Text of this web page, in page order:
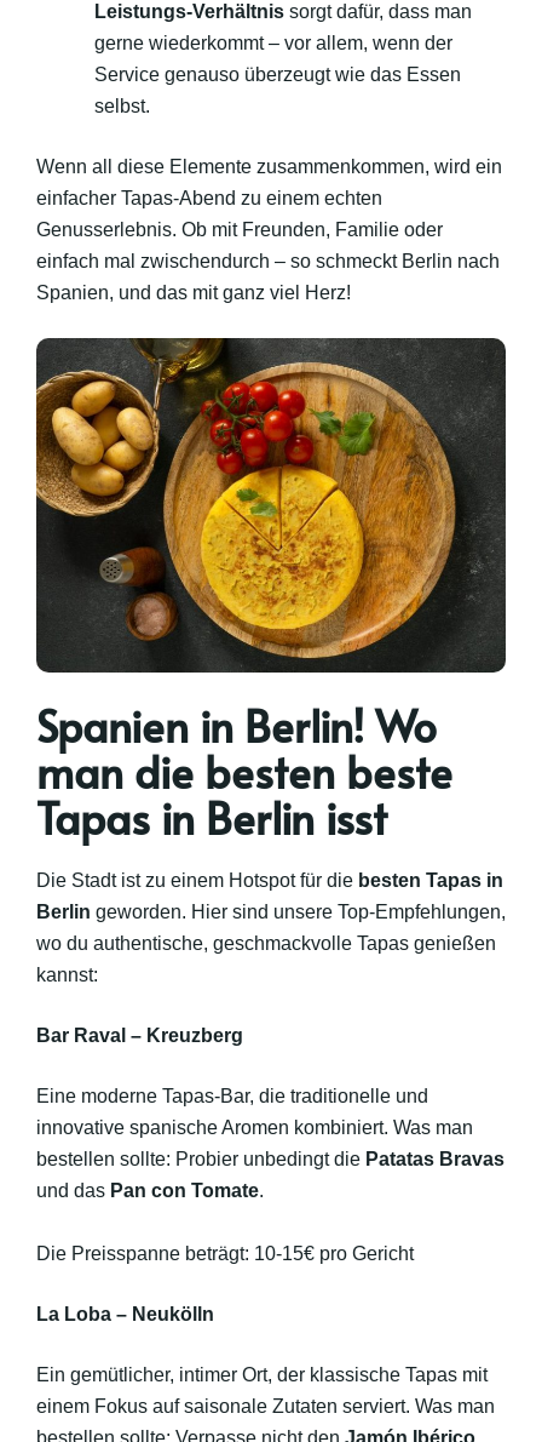
Leistungs-Verhältnis sorgt dafür, dass man
gerne wiederkommt – vor allem, wenn der
Service genauso überzeugt wie das Essen
selbst.
Wenn all diese Elemente zusammenkommen, wird ein
einfacher Tapas-Abend zu einem echten
Genusserlebnis. Ob mit Freunden, Familie oder
einfach mal zwischendurch – so schmeckt Berlin nach
Spanien, und das mit ganz viel Herz!
Spanien in Berlin! Wo
man die besten beste
Tapas in Berlin isst
Die Stadt ist zu einem Hotspot für die besten Tapas in
Berlin geworden. Hier sind unsere Top-Empfehlungen,
wo du authentische, geschmackvolle Tapas genießen
kannst:
Bar Raval – Kreuzberg
Eine moderne Tapas-Bar, die traditionelle und
innovative spanische Aromen kombiniert. Was man
bestellen sollte: Probier unbedingt die Patatas Bravas
und das Pan con Tomate.
Die Preisspanne beträgt: 10-15€ pro Gericht
La Loba – Neukölln
Ein gemütlicher, intimer Ort, der klassische Tapas mit
einem Fokus auf saisonale Zutaten serviert. Was man